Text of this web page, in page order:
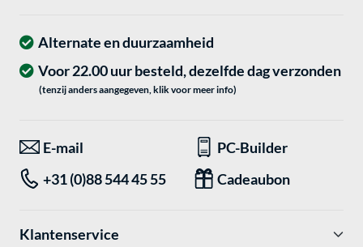
Alternate en duurzaamheid
Voor 22.00 uur besteld, dezelfde dag verzonden
(tenzij anders aangegeven, klik voor meer info)
E-mail
PC-Builder
+31 (0)88 544 45 55
Cadeaubon
Klantenservice